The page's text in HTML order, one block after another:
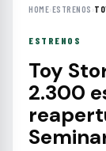
HOME›ESTRENOS ›
ESTRENOS
Toy
2.300